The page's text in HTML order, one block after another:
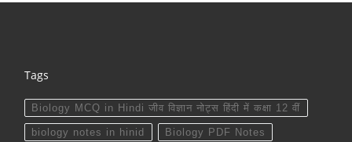
Tags
Biology MCQ in Hindi जीव विज्ञान नोट्स हिंदी में कक्षा 12 वीं
biology notes in hinid Biology PDF Notes